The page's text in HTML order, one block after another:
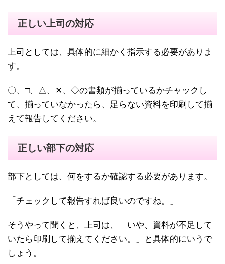
正しい上司の対応
上司としては、具体的に細かく指示する必要がありま
す。
〇、□、△、✕、◇の書類が揃っているかチャックし
て、揃っていなかったら、足らない資料を印刷して揃
えて報告してください。
正しい部下の対応
部下としては、何をするか確認する必要があります。
「チェックして報告すれば良いのですね。」
そうやって聞くと、上司は、「いや、資料が不足して
いたら印刷して揃えてください。」と具体的にいうで
しょう。